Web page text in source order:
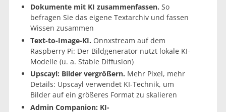
Dokumente mit KI zusammenfassen. So
befragen Sie das eigene Textarchiv und fassen
Wissen zusammen
Text-to-Image-KI. Onnxstream auf dem
Raspberry Pi: Der Bildgenerator nutzt lokale KI-
Modelle (u. a. Stable Diffusion)
Upscayl: Bilder vergrößern. Mehr Pixel, mehr
Details: Upscayl verwendet KI-Technik, um
Bilder auf ein größeres Format zu skalieren
Admin Companion: KI-